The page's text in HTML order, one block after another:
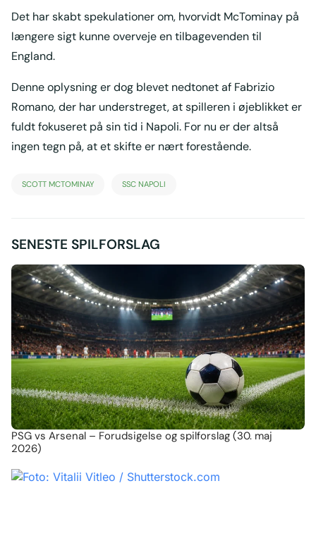
Det har skabt spekulationer om, hvorvidt McTominay på
længere sigt kunne overveje en tilbagevenden til
England.
Denne oplysning er dog blevet nedtonet af Fabrizio
Romano, der har understreget, at spilleren i øjeblikket er
fuldt fokuseret på sin tid i Napoli. For nu er der altså
ingen tegn på, at et skifte er nært forestående.
SCOTT MCTOMINAY SSC NAPOLI
SENESTE SPILFORSLAG
PSG vs Arsenal – Forudsigelse og spilforslag (30. maj
2026)